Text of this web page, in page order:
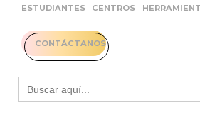
ESTUDIANTES CENTROS
CONTÁCTANOS
Buscar: